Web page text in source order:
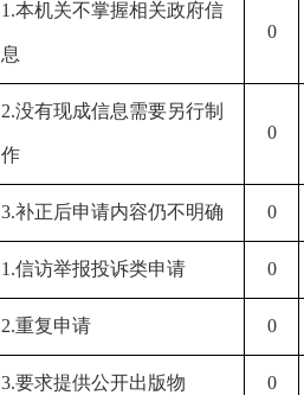
1.本机关不掌握相关政府信
息
0
2.没有现成信息需要另行制
作
0
3.补正后申请内容仍不明确 0
1.信访举报投诉类申请 0
2.重复申请 0
3.要求提供公开出版物 0